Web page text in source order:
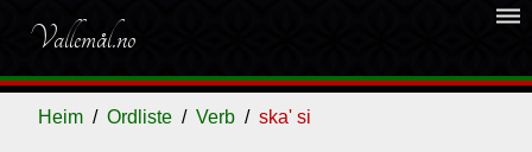
Vallemål.no
dehaze
Heim Ordliste Verb ska' si